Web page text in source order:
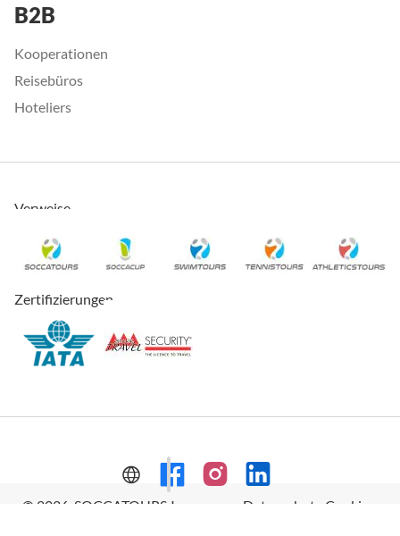
B2B
Kooperationen
Reisebüros
Hoteliers
Verweise
Zertifizierungen
© 2026, SOCCATOURS Impressum Datenschutz
Cookies